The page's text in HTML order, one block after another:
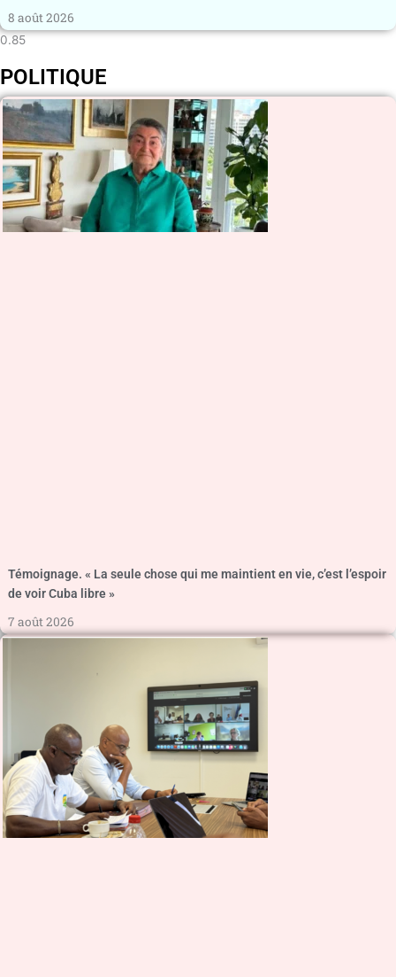
8 août 2026
POLITIQUE
Témoignage. « La seule chose qui me maintient en vie, c’est l’espoir
de voir Cuba libre »
7 août 2026